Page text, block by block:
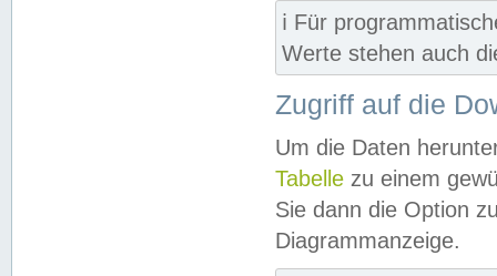
ℹ️ Für
Werte stehen auch
Zugriff auf die
Um die Daten
Tabelle zu einem
Sie dann die Option
Diagrammanzeige.